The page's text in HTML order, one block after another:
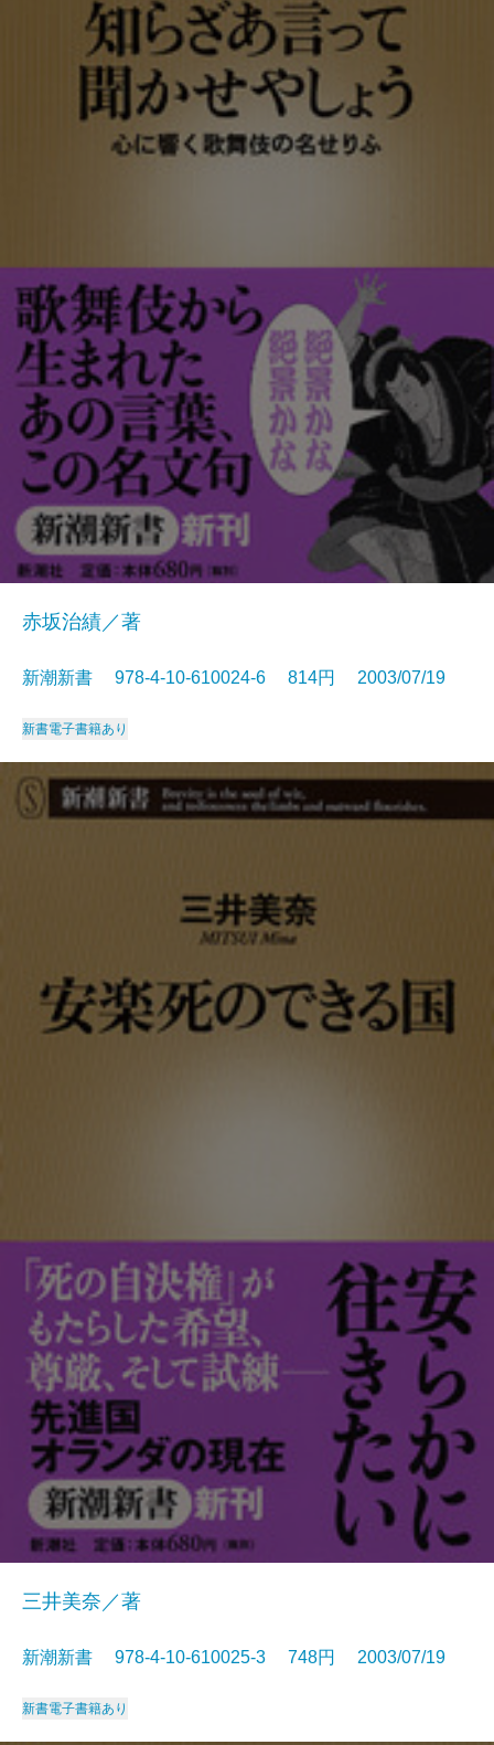
赤坂治績／著
新潮新書 978-4-10-610024-6 814円 2003/07/19
新書電子書籍あり
三井美奈／著
新潮新書 978-4-10-610025-3 748円 2003/07/19
新書電子書籍あり